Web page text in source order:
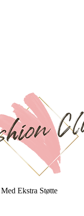
Ekstra Støtte